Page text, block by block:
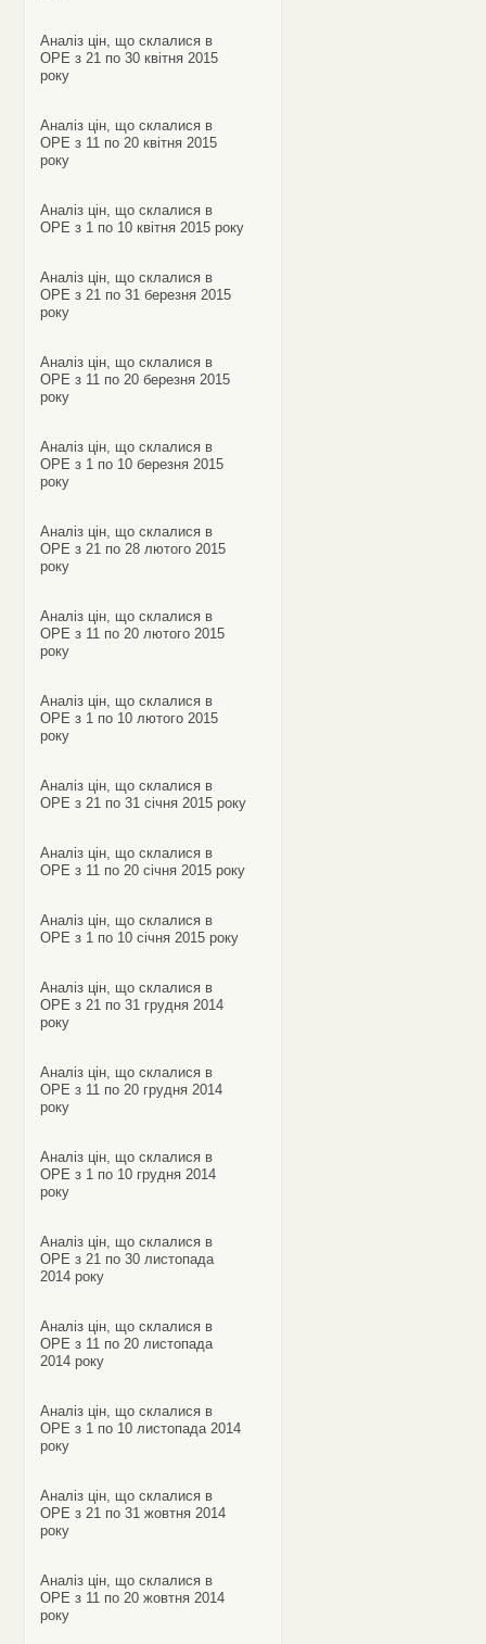
Аналіз цін, що склалися в
ОРЕ з 21 по 30 квітня 2015
року
Аналіз цін, що склалися в
ОРЕ з 11 по 20 квітня 2015
року
Аналіз цін, що склалися в
ОРЕ з 1 по 10 квітня 2015 року
Аналіз цін, що склалися в
ОРЕ з 21 по 31 березня 2015
року
Аналіз цін, що склалися в
ОРЕ з 11 по 20 березня 2015
року
Аналіз цін, що склалися в
ОРЕ з 1 по 10 березня 2015
року
Аналіз цін, що склалися в
ОРЕ з 21 по 28 лютого 2015
року
Аналіз цін, що склалися в
ОРЕ з 11 по 20 лютого 2015
року
Аналіз цін, що склалися в
ОРЕ з 1 по 10 лютого 2015
року
Аналіз цін, що склалися в
ОРЕ з 21 по 31 січня 2015 року
Аналіз цін, що склалися в
ОРЕ з 11 по 20 січня 2015 року
Аналіз цін, що склалися в
ОРЕ з 1 по 10 січня 2015 року
Аналіз цін, що склалися в
ОРЕ з 21 по 31 грудня 2014
року
Аналіз цін, що склалися в
ОРЕ з 11 по 20 грудня 2014
року
Аналіз цін, що склалися в
ОРЕ з 1 по 10 грудня 2014
року
Аналіз цін, що склалися в
ОРЕ з 21 по 30 листопада
2014 року
Аналіз цін, що склалися в
ОРЕ з 11 по 20 листопада
2014 року
Аналіз цін, що склалися в
ОРЕ з 1 по 10 листопада 2014
року
Аналіз цін, що склалися в
ОРЕ з 21 по 31 жовтня 2014
року
Аналіз цін, що склалися в
ОРЕ з 11 по 20 жовтня 2014
року